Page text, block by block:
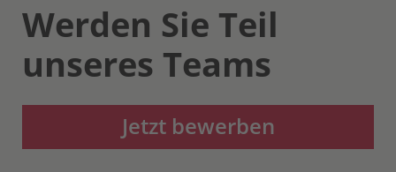
Werden Sie Teil
unseres Teams
Jetzt bewerben